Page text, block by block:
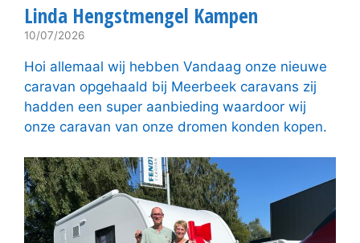
Linda Hengstmengel Kampen
10/07/2026
Hoi allemaal wij hebben Vandaag onze nieuwe
caravan opgehaald bij Meerbeek caravans zij
hadden een super aanbieding waardoor wij
onze caravan van onze dromen konden kopen.